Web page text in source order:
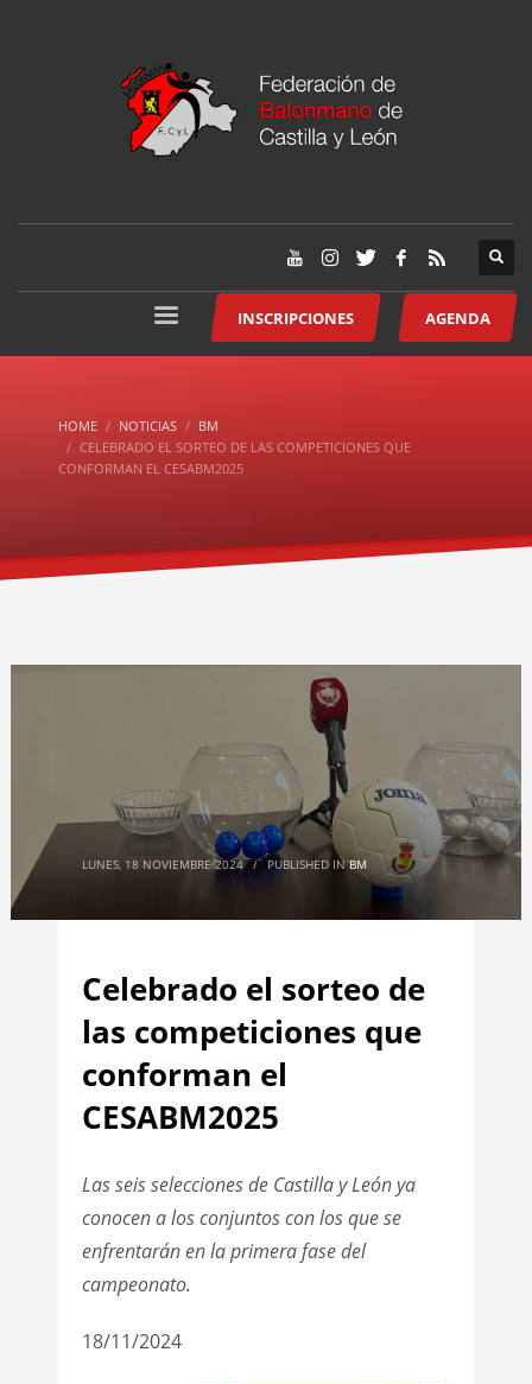
INSCRIPCIONES AGENDA
HOME NOTICIAS
BM
CELEBRADO EL SORTEO DE LAS COMPETICIONES QUE
CONFORMAN EL CESABM2025
LUNES, 18 NOVIEMBRE 2024 / PUBLISHED INBM
Celebrado el sorteo de
las competiciones que
conforman el
CESABM2025
Las seis selecciones de Castilla y León ya
conocen a los conjuntos con los que se
enfrentarán en la primera fase del
campeonato.
18/11/2024